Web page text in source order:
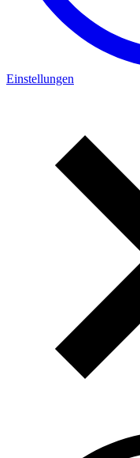
Einstellungen